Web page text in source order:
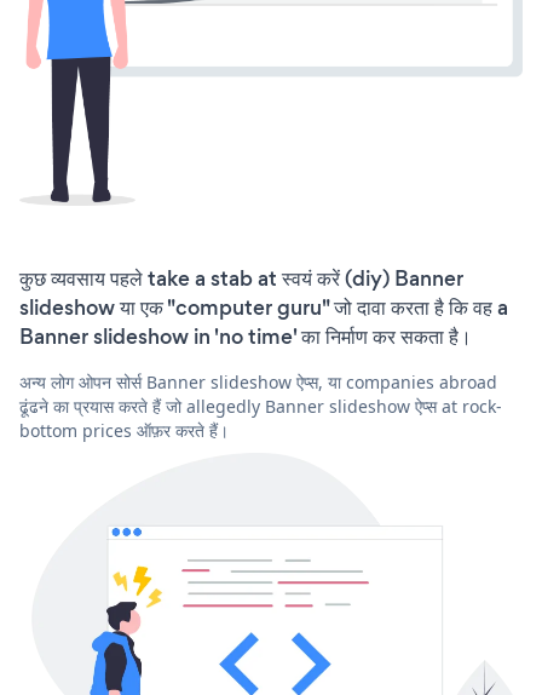
कुछ व्यवसाय पहले take a stab at स्वयं करें (diy) Banner
slideshow या एक "computer guru" जो दावा करता है कि वह a
Banner slideshow in 'no time' का निर्माण कर सकता है।
अन्य लोग ओपन सोर्स Banner slideshow ऐप्स, या companies abroad
ढूंढने का प्रयास करते हैं जो allegedly Banner slideshow ऐप्स at rock-
bottom prices ऑफ़र करते हैं।